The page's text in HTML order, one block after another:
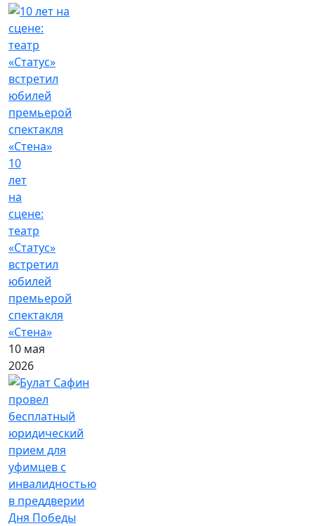
10
лет
на
сцене:
театр
«Статус»
встретил
юбилей
премьерой
спектакля
«Стена»
10 мая
2026